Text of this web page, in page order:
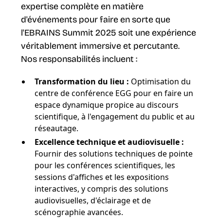
expertise complète en matière
d'événements pour faire en sorte que
l'EBRAINS Summit 2025 soit une expérience
véritablement immersive et percutante.
Nos responsabilités incluent :
Transformation du lieu : Optimisation du
centre de conférence EGG pour en faire un
espace dynamique propice au discours
scientifique, à l'engagement du public et au
réseautage.
Excellence technique et audiovisuelle :
Fournir des solutions techniques de pointe
pour les conférences scientifiques, les
sessions d'affiches et les expositions
interactives, y compris des solutions
audiovisuelles, d'éclairage et de
scénographie avancées.